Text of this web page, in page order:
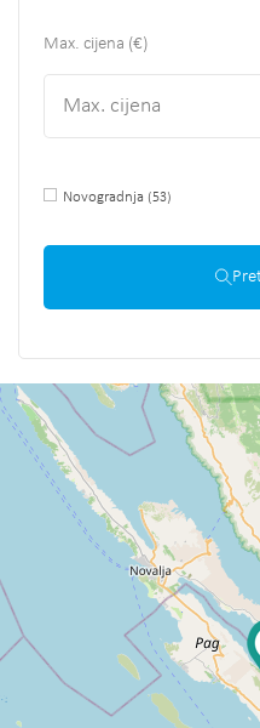
Max. cijena (€)
Novogradnja (53)